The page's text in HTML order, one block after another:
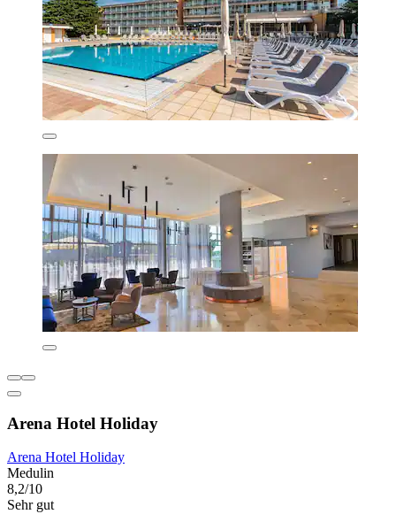
Arena Hotel Holiday
Arena Hotel Holiday
Medulin
8,2/10
Sehr gut